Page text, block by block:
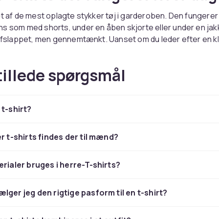
af de mest oplagte stykker tøj i garderoben. Den fungerer
som med shorts, under en åben skjorte eller under en
men gennemtænkt. Uanset om du leder efter en
basisvarer og T-shirts
shirt i sort, hvid, grå eller marineblå er et sikkert fundament
på. Den fungerer hele året rundt og kan nemt kombineres
med print, grafiske motiver, logoer og mønstre. Her
spørgsmål
t-shirt?
t-shirts findes der til mænd?
bruges i herre-T-shirts?
jeg den rigtige pasform til en t-shirt?